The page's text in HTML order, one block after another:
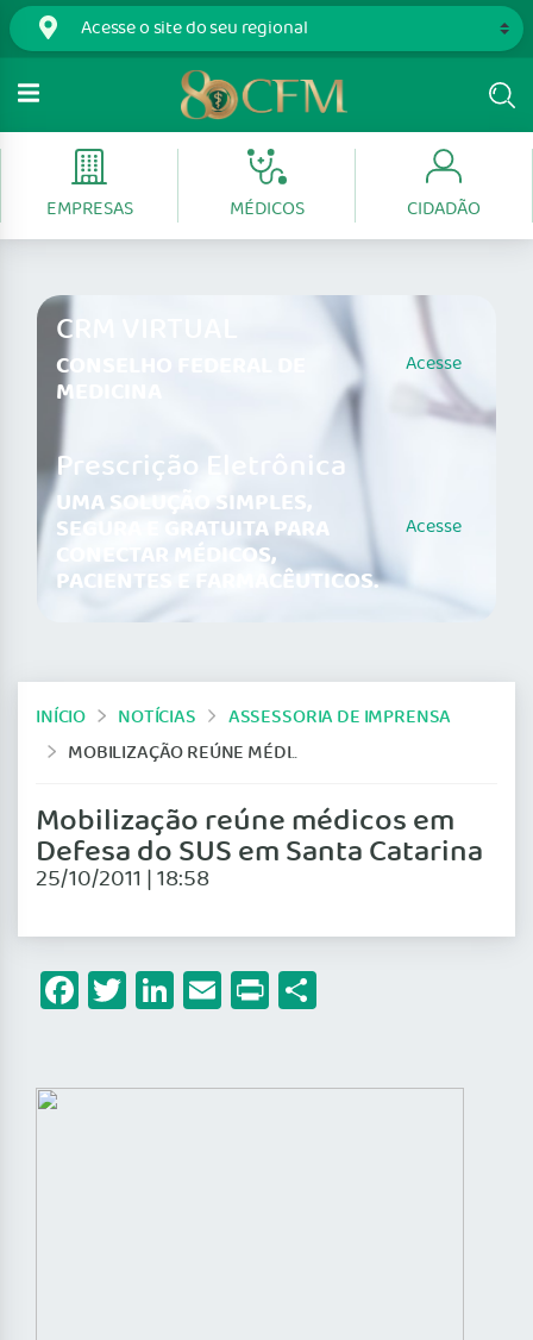
EMPRESAS MÉDICOS CIDADÃO
CRM VIRTUAL
CONSELHO FEDERAL DE
MEDICINA
Acesse
Prescrição Eletrônica
UMA SOLUÇÃO SIMPLES,
SEGURA E GRATUITA PARA
CONECTAR MÉDICOS,
PACIENTES E FARMACÊUTICOS.
Acesse
INÍCIO NOTÍCIAS
ASSESSORIA DE IMPRENSA
MOBILIZAÇÃO REÚNE MÉDICOS EM DEFESA DO SUS EM SANTA CATARINA
Mobilização reúne médicos em
Defesa do SUS em Santa Catarina
25/10/2011 | 18:58
Facebook
Twitter
LinkedIn
Email
Print